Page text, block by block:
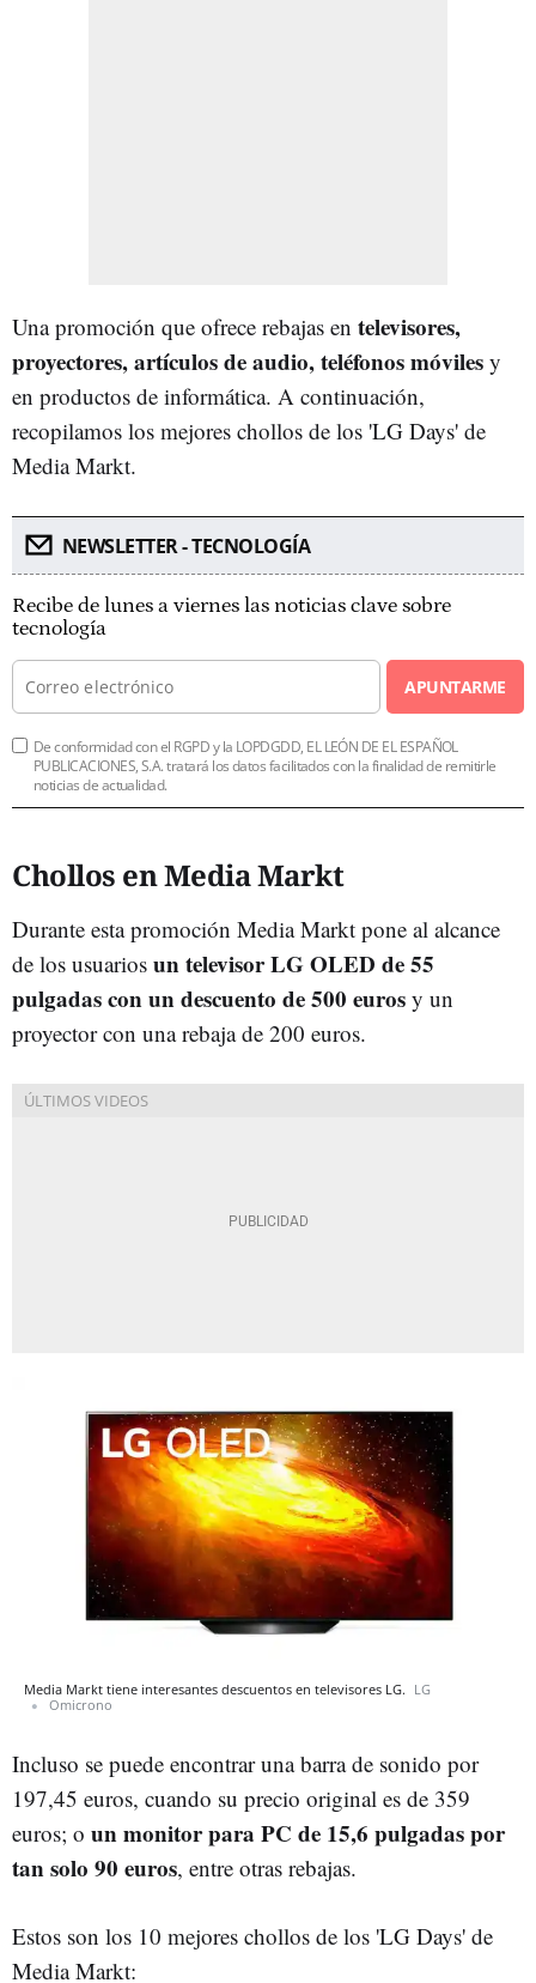
Una promoción que ofrece rebajas en televisores,
proyectores, artículos de audio, teléfonos móviles y
en productos de informática. A continuación,
recopilamos los mejores chollos de los 'LG Days' de
Media Markt.
NEWSLETTER - TECNOLOGÍA
Recibe de lunes a viernes las noticias clave sobre
tecnología
APUNTARME
De conformidad con el RGPD y la LOPDGDD, EL LEÓN DE EL ESPAÑOL
PUBLICACIONES, S.A. tratará los datos facilitados con la finalidad de remitirle
noticias de actualidad.
Chollos en Media Markt
Durante esta promoción Media Markt pone al alcance
de los usuarios un televisor LG OLED de 55
pulgadas con un descuento de 500 euros y un
proyector con una rebaja de 200 euros.
Media Markt tiene interesantes descuentos en televisores LG. LG
Omicrono
Incluso se puede encontrar una barra de sonido por
197,45 euros, cuando su precio original es de 359
euros; o un monitor para PC de 15,6 pulgadas por
tan solo 90 euros, entre otras rebajas.
Estos son los 10 mejores chollos de los 'LG Days' de
Media Markt: